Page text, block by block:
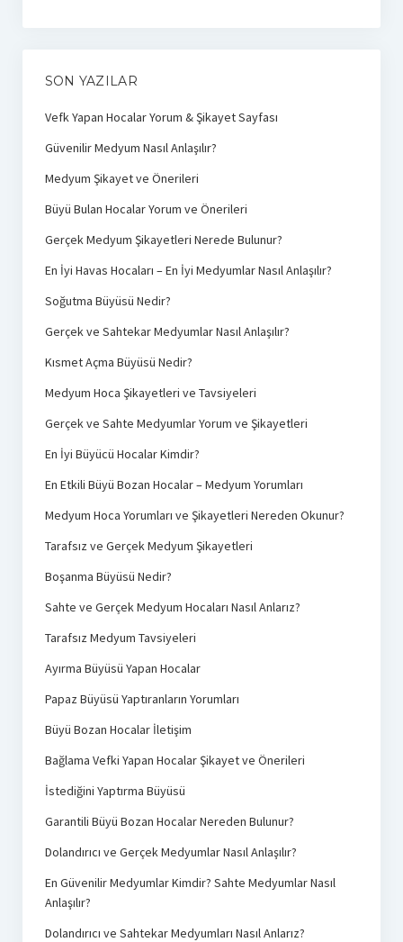
SON YAZILAR
Vefk Yapan Hocalar Yorum & Şikayet Sayfası
Güvenilir Medyum Nasıl Anlaşılır?
Medyum Şikayet ve Önerileri
Büyü Bulan Hocalar Yorum ve Önerileri
Gerçek Medyum Şikayetleri Nerede Bulunur?
En İyi Havas Hocaları – En İyi Medyumlar Nasıl Anlaşılır?
Soğutma Büyüsü Nedir?
Gerçek ve Sahtekar Medyumlar Nasıl Anlaşılır?
Kısmet Açma Büyüsü Nedir?
Medyum Hoca Şikayetleri ve Tavsiyeleri
Gerçek ve Sahte Medyumlar Yorum ve Şikayetleri
En İyi Büyücü Hocalar Kimdir?
En Etkili Büyü Bozan Hocalar – Medyum Yorumları
Medyum Hoca Yorumları ve Şikayetleri Nereden Okunur?
Tarafsız ve Gerçek Medyum Şikayetleri
Boşanma Büyüsü Nedir?
Sahte ve Gerçek Medyum Hocaları Nasıl Anlarız?
Tarafsız Medyum Tavsiyeleri
Ayırma Büyüsü Yapan Hocalar
Papaz Büyüsü Yaptıranların Yorumları
Büyü Bozan Hocalar İletişim
Bağlama Vefki Yapan Hocalar Şikayet ve Önerileri
İstediğini Yaptırma Büyüsü
Garantili Büyü Bozan Hocalar Nereden Bulunur?
Dolandırıcı ve Gerçek Medyumlar Nasıl Anlaşılır?
En Güvenilir Medyumlar Kimdir? Sahte Medyumlar Nasıl
Anlaşılır?
Dolandırıcı ve Sahtekar Medyumları Nasıl Anlarız?